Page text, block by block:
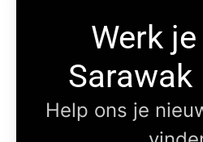
Werk
Sarawak
Help ons je